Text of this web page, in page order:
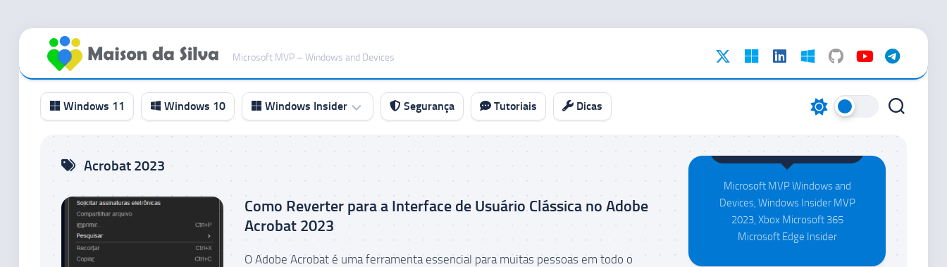
conteúdo
Microsoft MVP – Windows and Devices
Windows 11 Windows 10 Windows Insider
Canal
Beta
Canal
Segurança Tutoriais Dicas
Acrobat 2023
Como Reverter para a Interface de Usuário Clássica no Adobe
Acrobat 2023
O Adobe Acrobat é uma ferramenta essencial para muitas pessoas em todo o
Maison da Silva
Microsoft MVP Windows and
Devices, Windows Insider MVP
2023, Xbox Microsoft 365
Microsoft Edge Insider